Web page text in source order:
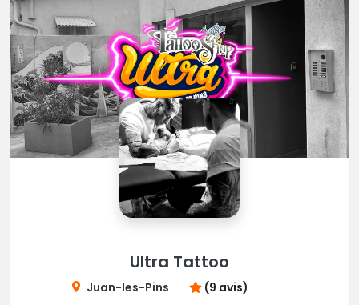
Ultra Tattoo
Juan-les-Pins (9 avis)